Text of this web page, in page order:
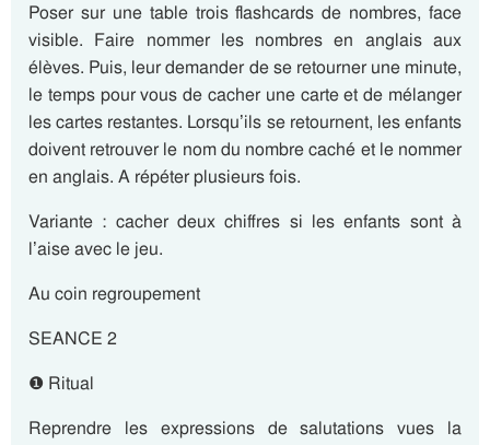
Poser sur une table trois flashcards de nombres, face
visible. Faire nommer les nombres en anglais aux
élèves. Puis, leur demander de se retourner une minute,
le temps pour vous de cacher une carte et de mélanger
les cartes restantes. Lorsqu’ils se retournent, les enfants
doivent retrouver le nom du nombre caché et le nommer
en anglais. A répéter plusieurs fois.
Variante : cacher deux chiffres si les enfants sont à
l’aise avec le jeu.
Au coin regroupement
SEANCE 2
❶ Ritual
Reprendre les expressions de salutations vues la